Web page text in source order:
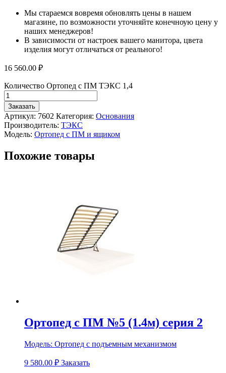
Мы стараемся вовремя обновлять цены в нашем
магазине, по возможности уточняйте конечноую цену у
наших менеджеров!
В зависимости от настроек вашего манитора, цвета
изделия могут отличаться от реального!
16 560.00 ₽
Количество Ортопед с ПМ ТЭКС 1,4
Заказать
Артикул: 7602 Категория: Основания
Производитель: ТЭКС
Модель: Ортопед с ПМ и ящиком
Похожие товары
Ортопед с ПМ №5 (1.4м) серия 2
Модель: Ортопед с подъемным механизмом
9 580.00 ₽ Заказать